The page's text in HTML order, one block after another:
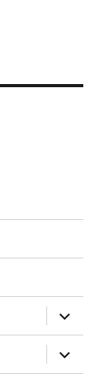
anzeigen
anzeigen